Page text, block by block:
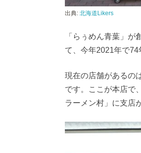
出典: 北海道Likers
「らぅめん青葉」
て、今年2021年で74
現在の店舗があるの
です。ここが本店で
ラーメン村」に支店